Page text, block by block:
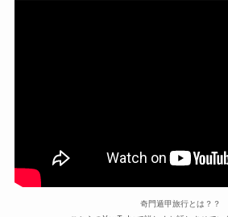
奇門遁甲旅行とは？？